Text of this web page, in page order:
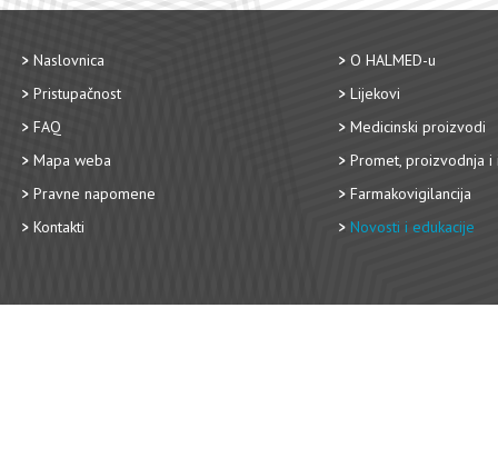
Naslovnica
Pristupačnost
FAQ
Mapa weba
Pravne napomene
Kontakti
O HALMED-u
Lijekovi
Medicinski proizvodi
Promet, proizvodnja i
Farmakovigilancija
Novosti i edukacije